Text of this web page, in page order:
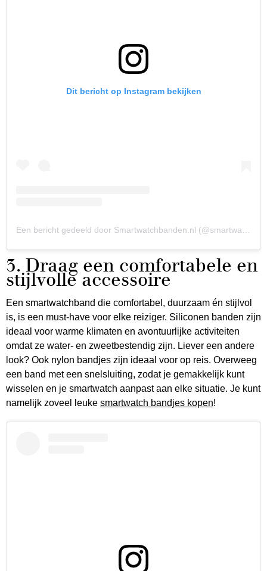
Dit bericht op Instagram bekijken
Een bericht gedeeld door Smartwatchbanden.nl (@smartwatchbandennl)
3. Draag een comfortabele en
stijlvolle accessoire
Een smartwatchband die comfortabel, duurzaam én stijlvol
is, is een must-have voor elke reiziger. Siliconen banden zijn
ideaal voor warme klimaten en avontuurlijke activiteiten
omdat ze water- en zweetbestendig zijn. Liever een andere
look? Ook nylon bandjes zijn ideaal voor op reis. Overweeg
een band met een snelsluiting, zodat je gemakkelijk kunt
wisselen en je smartwatch aanpast aan elke situatie. Je kunt
namelijk zoveel leuke smartwatch bandjes kopen!